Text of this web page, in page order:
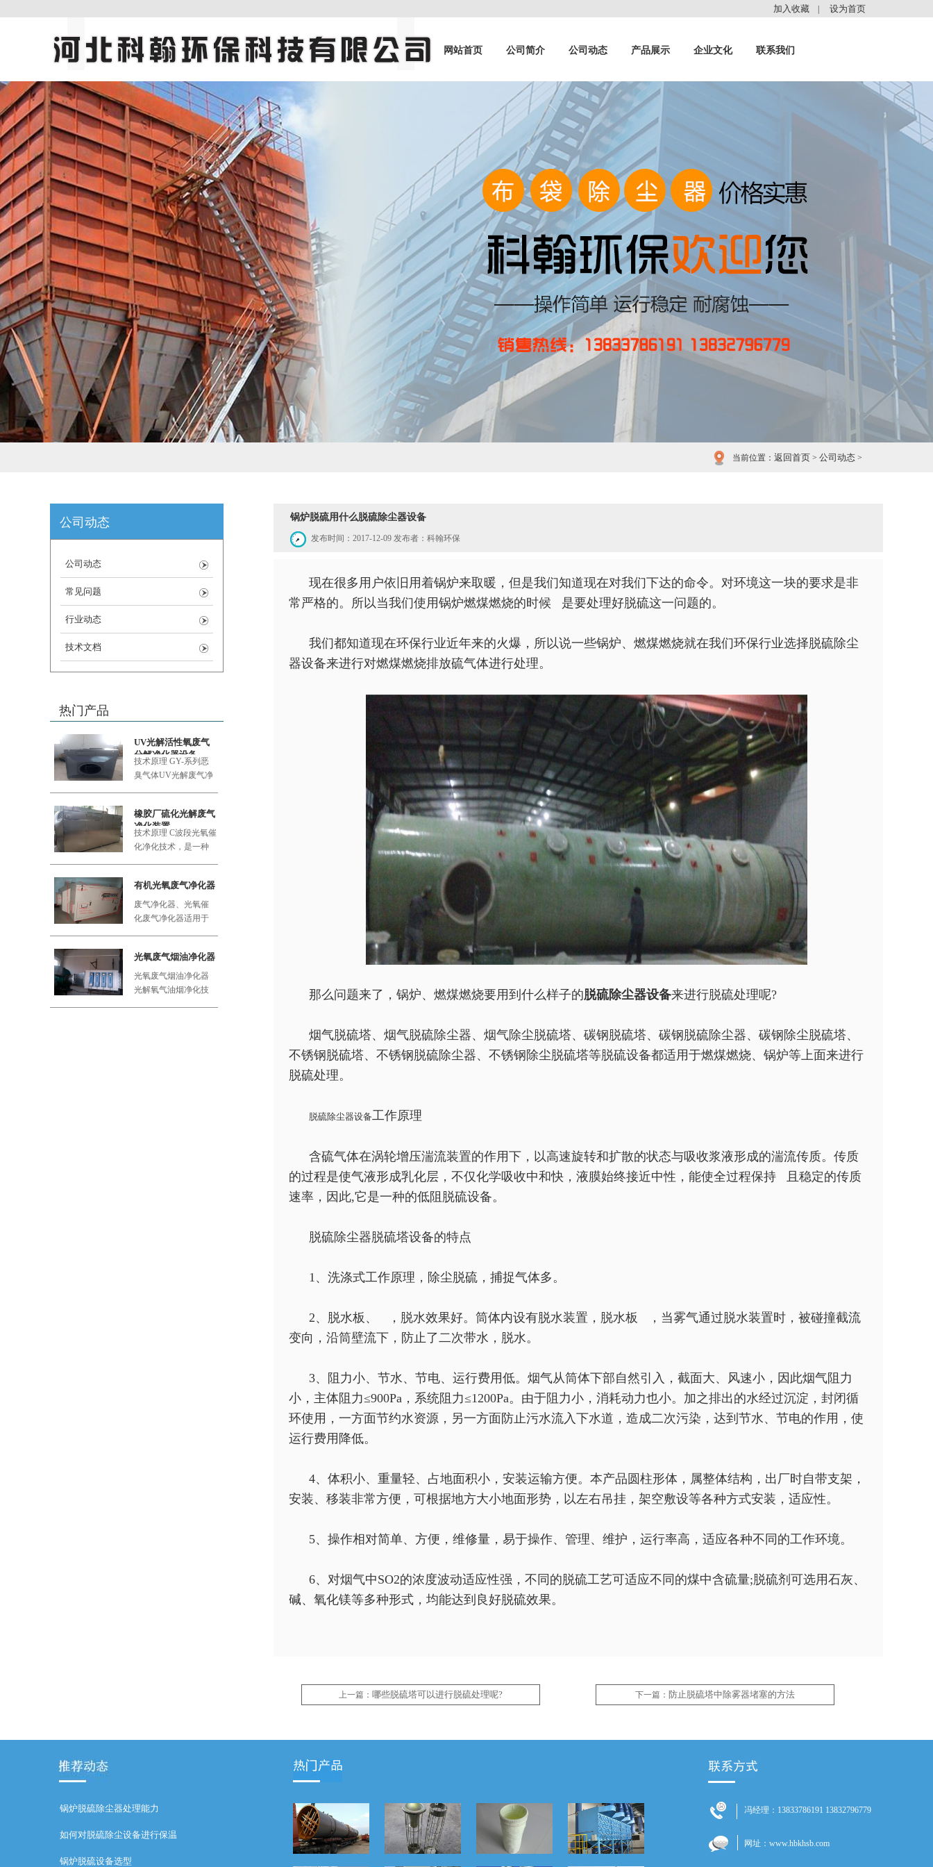
加入收藏 设为首页
网站首页 公司简介 公司动态 产品展示 企业文化 联系我们
当前位置： 返回首页 > 公司动态 >
公司动态
公司动态
常见问题
行业动态
技术文档
热门产品
UV光解活性氧废气
分解净化器设备
技术原理 GY-系列恶
臭气体UV光解废气净
橡胶厂硫化光解废气
净化装置
技术原理 C波段光氧催
化净化技术，是一种
有机光氧废气净化器
废气净化器、光氧催
化废气净化器适用于
光氧废气烟油净化器
光氧废气烟油净化器
光解氧气油烟净化技
锅炉脱硫用什么脱硫除尘器设备
发布时间：2017-12-09 发布者：科翰环保
现在很多用户依旧用着锅炉来取暖，但是我们知道现在对我们下达的命令。对环境这一块的要求是非
常严格的。所以当我们使用锅炉燃煤燃烧的时候 是要处理好脱硫这一问题的。
我们都知道现在环保行业近年来的火爆，所以说一些锅炉、燃煤燃烧就在我们环保行业选择脱硫除尘
器设备来进行对燃煤燃烧排放硫气体进行处理。
那么问题来了，锅炉、燃煤燃烧要用到什么样子的脱硫除尘器设备来进行脱硫处理呢?
烟气脱硫塔、烟气脱硫除尘器、烟气除尘脱硫塔、碳钢脱硫塔、碳钢脱硫除尘器、碳钢除尘脱硫塔、
不锈钢脱硫塔、不锈钢脱硫除尘器、不锈钢除尘脱硫塔等脱硫设备都适用于燃煤燃烧、锅炉等上面来进行
脱硫处理。
脱硫除尘器设备工作原理
含硫气体在涡轮增压湍流装置的作用下，以高速旋转和扩散的状态与吸收浆液形成的湍流传质。传质
的过程是使气液形成乳化层，不仅化学吸收中和快，液膜始终接近中性，能使全过程保持 且稳定的传质
速率，因此,它是一种的低阻 脱硫设备。
脱硫除尘器脱硫塔设备的特点
1、洗涤式工作原理，除尘脱硫，捕捉气体多。
2、脱水板、 ，脱水效果好。筒体内设有脱水装置，脱水板 ，当雾气通过脱水装置时，被碰撞截流
变向，沿筒壁流下，防止了二次带水，脱水。
3、阻力小、节水、节电、运行费用低。烟气从筒体下部自然引入，截面大、风速小，因此烟气阻力
小，主体阻力≤900Pa，系统阻力≤1200Pa。由于阻力小，消耗动力也小。加之排出的水经过沉淀，封闭循
环使用，一方面节约水资源，另一方面防止污水流入下水道，造成二次污染，达到节水、节电的作用，使
运行费用降低。
4、体积小、重量轻、占地面积小，安装运输方便。本产品圆柱形体，属整体结构，出厂时自带支架，
安装、移装非常方便，可根据地方大小地面形势，以左右吊挂，架空敷设等各种方式安装，适应性。
5、操作相对简单、方便，维修量，易于操作、管理、维护，运行率高，适应各种不同的工作环境。
6、对烟气中SO2的浓度波动适应性强，不同的脱硫工艺可适应不同的煤中含硫量;脱硫剂可选用石灰、
碱、氧化镁等多种形式，均能达到良好脱硫效果。
上一篇： 哪些脱硫塔可以进行脱硫处理呢? 下一篇： 防止脱硫塔中除雾器堵塞的方法
锅炉脱硫除尘器处理能力
如何对脱硫除尘设备进行保温
锅炉脱硫设备选型
冯经理：13833786191 13832796779
网址：www.hbkhsb.com